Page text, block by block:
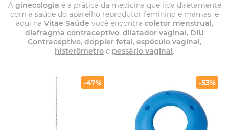
A ginecologia é a prática da medicina que lida diretamente
com a saúde do aparelho reprodutor feminino e mamas, e
aqui na Vitae Saúde você encontra coletor menstrual,
diafragma contraceptivo, dilatador vaginal, DIU
Contraceptivo, doppler fetal, espéculo vaginal,
histerômetro e pessário vaginal.
-47% -53%